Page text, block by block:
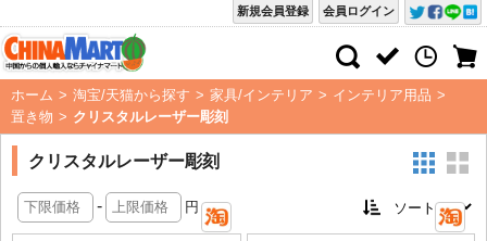
会員ログイン
新規会員登録
ホーム > 淘宝/天猫から探す > 家具/インテリア > インテリア用品 >
置き物 > クリスタルレーザー彫刻
クリスタルレーザー彫刻
- 円